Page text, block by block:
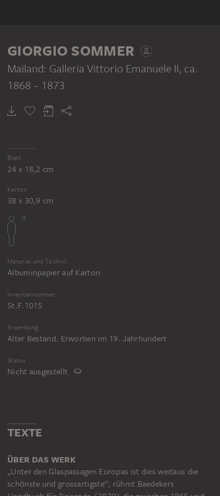
GIORGIO SOMMER
Mailand: Galleria Vittorio Emanuele II, ca.
1868 – 1873
Blatt
24 x 18,2 cm
Karton
38 x 30,9 cm
Material und Technik
Albuminpapier auf Karton
Inventarnummer
St.F.1015
Erwerbung
Alter Bestand. Erworben im 19. Jahrhundert
Status
Nicht ausgestellt
TEXTE
ÜBER DAS WERK
„Unter den Glaspassagen Europas ist dies weitaus die
schönste und grossartigste“, rühmt Baedekers